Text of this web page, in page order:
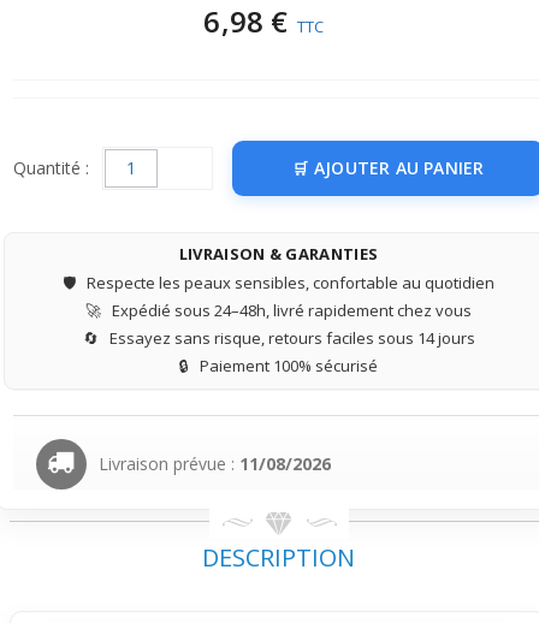
6,98 € TTC
Quantité : AJOUTER AU PANIER
LIVRAISON & GARANTIES
🛡️ Respecte les peaux sensibles, confortable au quotidien
🚀 Expédié sous 24–48h, livré rapidement chez vous
🔄 Essayez sans risque, retours faciles sous 14 jours
🔒 Paiement 100% sécurisé
Livraison prévue : 11/08/2026
DESCRIPTION